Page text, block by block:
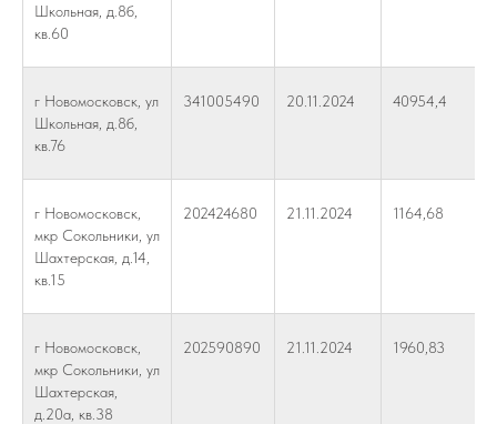
Школьная, д.8б,
кв.60
г Новомосковск, ул
Школьная, д.8б,
кв.76
341005490 20.11.2024 40954,4
г Новомосковск,
мкр Сокольники, ул
Шахтерская, д.14,
кв.15
202424680 21.11.2024 1164,68
г Новомосковск,
мкр Сокольники, ул
Шахтерская,
д.20а, кв.38
202590890 21.11.2024 1960,83